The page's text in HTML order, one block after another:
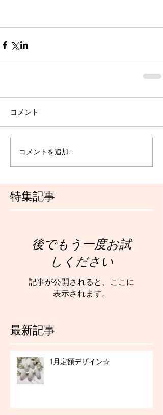
特集記事
最新記事
コメント
コメントを追加…
後でもう一度お試
しください
記事が公開されると、ここに
表示されます。
1月定額デザイン☆